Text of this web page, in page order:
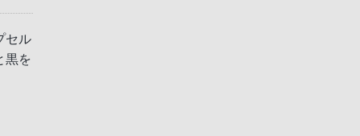
セル
黒を